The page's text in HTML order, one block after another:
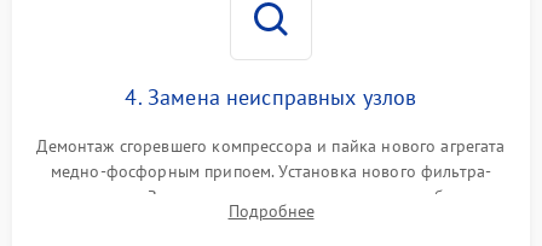
4. Замена неисправных узлов
Демонтаж сгоревшего компрессора и пайка нового агрегата
медно-фосфорным припоем. Установка нового фильтра-
осушителя. Замена изношенных вентиляторов обдува,
сломанных заслонок или поврежденных дверных петель.
Подробнее